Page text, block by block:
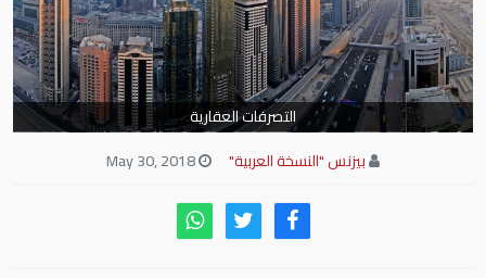
التصرفات العقارية
بيزنس "النسخة العربية"